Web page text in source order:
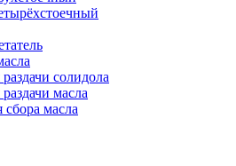
солидола
масла
сбора масла